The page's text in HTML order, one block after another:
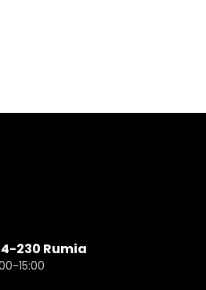
230 Rumia
15:00